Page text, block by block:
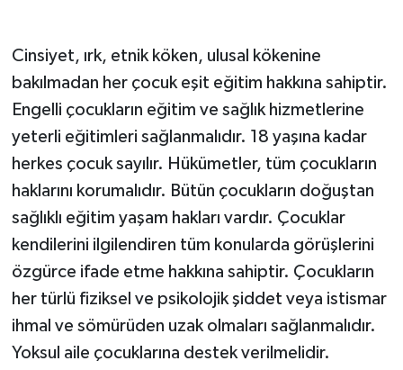
Cinsiyet, ırk, etnik köken, ulusal kökenine
bakılmadan her çocuk eşit eğitim hakkına sahiptir.
Engelli çocukların eğitim ve sağlık hizmetlerine
yeterli eğitimleri sağlanmalıdır. 18 yaşına kadar
herkes çocuk sayılır. Hükümetler, tüm çocukların
haklarını korumalıdır. Bütün çocukların doğuştan
sağlıklı eğitim yaşam hakları vardır. Çocuklar
kendilerini ilgilendiren tüm konularda görüşlerini
özgürce ifade etme hakkına sahiptir. Çocukların
her türlü fiziksel ve psikolojik şiddet veya istismar
ihmal ve sömürüden uzak olmaları sağlanmalıdır.
Yoksul aile çocuklarına destek verilmelidir.